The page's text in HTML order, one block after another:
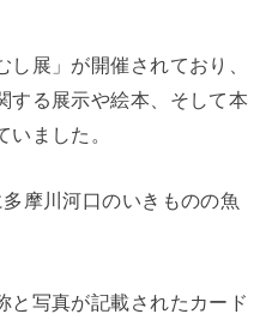
展」が開催されており、
する展示や絵本、そして本
ました。
摩川河口のいきものの魚
と写真が記載されたカード